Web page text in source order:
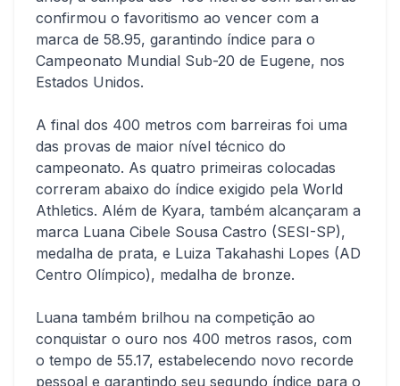
confirmou o favoritismo ao vencer com a
marca de 58.95, garantindo índice para o
Campeonato Mundial Sub-20 de Eugene, nos
Estados Unidos.
A final dos 400 metros com barreiras foi uma
das provas de maior nível técnico do
campeonato. As quatro primeiras colocadas
correram abaixo do índice exigido pela World
Athletics. Além de Kyara, também alcançaram a
marca Luana Cibele Sousa Castro (SESI-SP),
medalha de prata, e Luiza Takahashi Lopes (AD
Centro Olímpico), medalha de bronze.
Luana também brilhou na competição ao
conquistar o ouro nos 400 metros rasos, com
o tempo de 55.17, estabelecendo novo recorde
pessoal e garantindo seu segundo índice para o